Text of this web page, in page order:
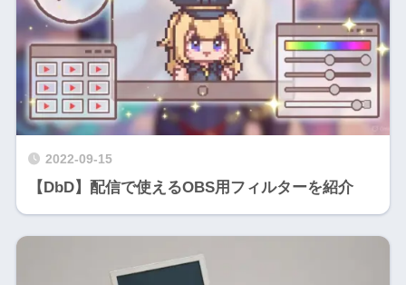
2022-09-15
【DbD】配信で使えるOBS用フィルターを紹介